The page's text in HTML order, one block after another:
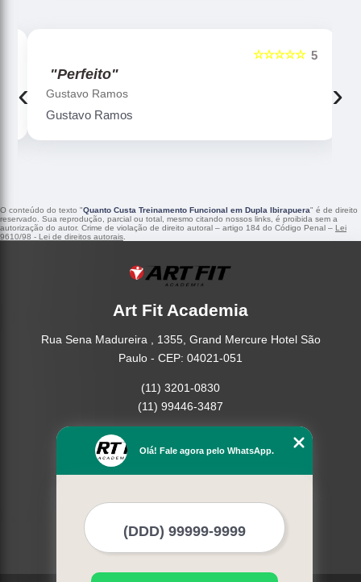
5
☆☆☆☆☆
"Perfeito"
Gustavo Ramos
Gustavo Ramos
‹ ›
O conteúdo do texto "Quanto Custa Treinamento Funcional em Dupla Ibirapuera" é de direito
reservado. Sua reprodução, parcial ou total, mesmo citando nossos links, é proibida sem a
autorização do autor. Crime de violação de direito autoral – artigo 184 do Código Penal – Lei
9610/98 - Lei de direitos autorais
Art Fit Academia
Rua Sena Madureira , 1355, Grand Mercure Hotel São
Paulo - CEP: 04021-051
(11) 3201-0830
(11) 99446-3487
Empresa
Missão
Mapa do site
Olá! Fale agora pelo WhatsApp.